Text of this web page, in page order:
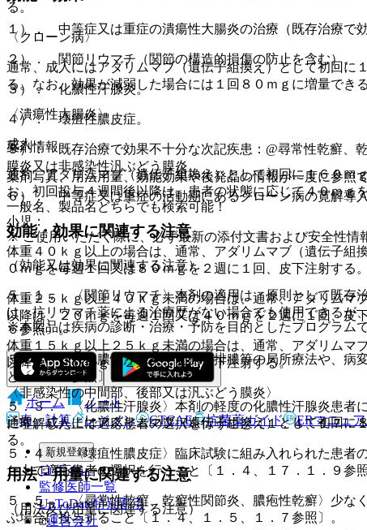
１）． 中等症又は重症の潰瘍性大腸炎の治療（既存治療で
２）． 関節リウマチ（関節の構造的損傷の防止を含む）。
３）． 化膿性汗腺炎。
４）． 壊疽性膿皮症。
５）． 既存治療で効果不十分な次記疾患：@尋常性乾癬、
膜炎又は非感染性汎ぶどう膜炎。
６）． 中等症又は重症の活動期にあるクローン病の寛解導
効能・効果に関連する注意
（効能又は効果に関連する注意）
５．１． 〈関節リウマチ〉本剤の適用は、原則として既存
は、抗リウマチ薬による治療歴がない場合でも使用できるが
６参照〕。
５．２． 〈化膿性汗腺炎〉切開・排膿等の局所療法や、病
と〔１．５参照〕。
５．３． 〈化膿性汗腺炎〉本剤の軽度の化膿性汗腺炎患者
に理解した上で適応患者の選択を行うこと〔１．４、１７．
５．４． 〈壊疽性膿皮症〉臨床試験に組み入れられた患者
た上で適応患者の選択を行うこと〔１．４、１７．１．９参照
５．５． 〈尋常性乾癬、乾癬性関節炎、膿疱性乾癬〉少な
ぶ場合に投与すること〔１．４、１．５、１．７参照〕。
る。
〈クローン病〉
通常、成人にはアダリムマブ（遺伝子組換え）として初回に
る。なお、効果が減弱した場合には１回８０ｍｇに増量できる
〈潰瘍性大腸炎〉
成人：
通常、アダリムマブ（遺伝子組換え）として初回に１６０ｍ
お、初回投与４週間後以降は、患者の状態に応じて４０ｍｇ
小児：
体重４０ｋｇ以上の場合は、通常、アダリムマブ（遺伝子組
０ｍｇを毎週１回又は８０ｍｇを２週に１回、皮下注射する。
体重２５ｋｇ以上４０ｋｇ未満の場合は、通常、アダリムマ
以降は、２０ｍｇを毎週１回又は４０ｍｇを２週に１回、皮
体重１５ｋｇ以上２５ｋｇ未満の場合は、通常、アダリムマ
以降は、２０ｍｇを２週に１回、皮下注射する。
〈非感染性の中間部、後部又は汎ぶどう膜炎〉
通常、成人にはアダリムマブ（遺伝子組換え）として初回に
る。
用法・用量に関連する注意
（用法及び用量に関連する注意）
薬剤情報
薬剤写真、用法用量、効能効果や後発品の情報が一度に参照
一般名、製品名どちらでも検索可能！
※ ご使用いただく際に、必ず最新の添付文書および安全性情
※本製品は疾病の診断・治療・予防を目的としたプログラム
ホーム
ノート
表・計算
レジメン CTCAE 抗菌薬ガイド ERマニュ
新規登録
ログイン
監修医師一覧
UpToDate特別割引
運営会社